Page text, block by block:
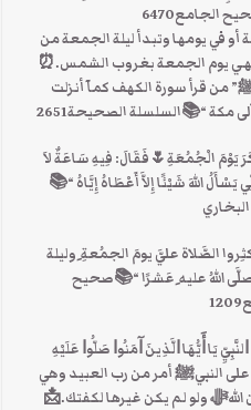
الجامع6470
في يومها وتبدأ ليلة الجمعة من
يوم الجمعة بغروب الشمس.⏰
من قرأ سورة الكهف كمآ أنزلت
مكة “📚السلسلة الصحيحة2651
يَوْمَ الْجُمُعَةِ🌷فَقَالَ: فِيهِ سَاعَةٌ لاَ
اللهَ شَيْئًا إِلاَّ أَعْطَاهُ إِيَّاهُ “📚
الصَّلاة عليَّ يومَ الجمُعةِ ِوليلة
اللهُ عليه ِعَشرًا “📚صحيح
ﻳَﺎ ﺃَﻳُّﻬَﺎ ﺍﻟَّﺬِﻳﻦَ ﺁﻣَﻨُﻮﺍ ﺻَﻠُّﻮﺍ ﻋَﻠَﻴْﻪِ
النبيﷺ أمر من رب العبيد وهي
اللهﷻ ولو لم يكن غيرها لكفتك.📩